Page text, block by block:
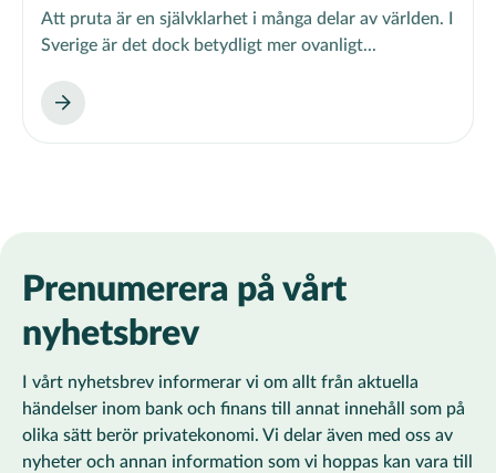
Att pruta är en självklarhet i många delar av världen. I
Sverige är det dock betydligt mer ovanligt...
Prenumerera på vårt
nyhetsbrev
I vårt nyhetsbrev informerar vi om allt från aktuella
händelser inom bank och finans till annat innehåll som på
olika sätt berör privatekonomi. Vi delar även med oss av
nyheter och annan information som vi hoppas kan vara till